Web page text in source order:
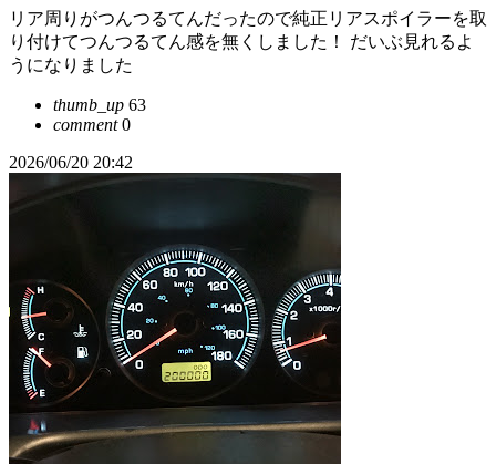
リア周りがつんつるてんだったので純正リアスポイラーを取
り付けてつんつるてん感を無くしました！ だいぶ見れるよ
うになりました
thumb_up 63
comment0
2026/06/20 20:42